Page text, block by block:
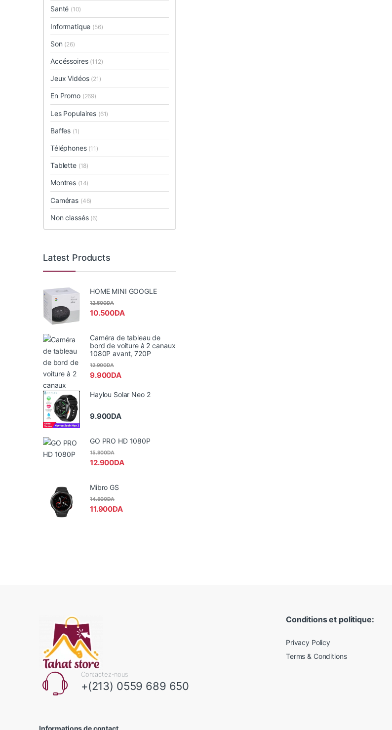
Santé (10)
Informatique (56)
Son (26)
Accéssoires (112)
Jeux Vidéos (21)
En Promo (269)
Les Populaires (61)
Baffes (1)
Téléphones (11)
Tablette (18)
Montres (14)
Caméras (46)
Non classés (6)
Latest Products
HOME MINI GOOGLE
10.500DA
12.500DA
Caméra de tableau de
bord de voiture à 2 canaux
1080P avant, 720P
9.900DA
12.900DA
Haylou Solar Neo 2
9.900DA
GO PRO HD 1080P
12.900DA
15.900DA
Mibro GS
11.900DA
14.500DA
Contactez-nous
+(213) 0559 689 650
Informations de contact
Conditions et politique:
Privacy Policy
Terms & Conditions